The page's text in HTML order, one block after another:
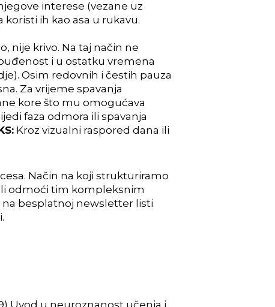
interese (vezane uz
ih kao asa u rukavu.
nije krivo. Na taj način ne
i u ostatku vremena
Osim redovnih i čestih pauza
Za vrijeme spavanja
kore što mu omogućava
faza odmora ili spavanja
Kroz vizualni raspored dana ili
Način na koji strukturiramo
odmoći tim kompleksnim
na besplatnoj newsletter listi
Uvod u neuroznanost učenja i